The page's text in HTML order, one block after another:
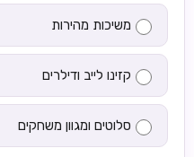
משיכות מהירות
קזינו לייב ודילרים
סלוטים ומגוון משחקים